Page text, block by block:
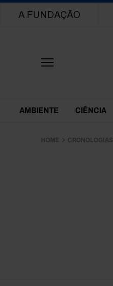
Main navigation
A FUNDAÇÃO
Themes Menu
AMBIENTE CIÊNCIA
HOME CRONOLOGIAS